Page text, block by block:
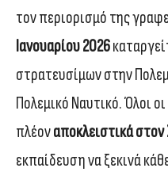
τον περιορισμό της
Ιανουαρίου 2026
στρατευσίμων στην
Πολεμικό Ναυτικό. Όλοι
πλέοναποκλειστικά
εκπαίδευση να ξεκινά